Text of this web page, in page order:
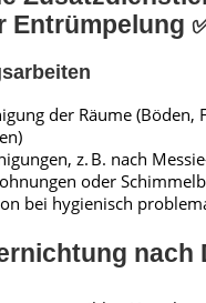
Entrümpelung
der Räume (Böden,
z. B. nach
oder
bei hygienisch
nach